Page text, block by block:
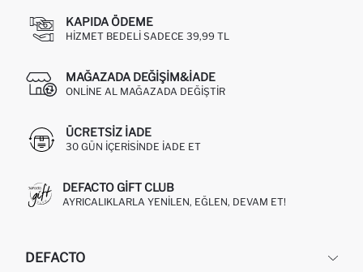
KAPIDA ÖDEME
HIZMET BEDELI SADECE 39,99 TL
MAĞAZADA DEĞIŞIM&İADE
ONLINE AL MAĞAZADA DEĞIŞTIR
ÜCRETSIZ IADE
30 GÜN IÇERISINDE IADE ET
DEFACTO GIFT CLUB
AYRICALIKLARLA YENILEN, EĞLEN, DEVAM ET!
DEFACTO